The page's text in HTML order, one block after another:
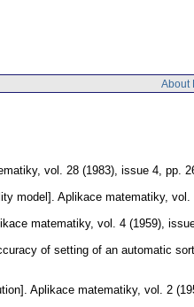
About
, vol. 28 (1983), issue 4, pp.
model]. Aplikace matematiky, vol.
matematiky, vol. 4 (1959),
of setting of an automatic
Aplikace matematiky, vol. 2